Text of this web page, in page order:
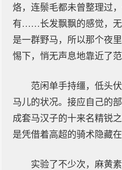
烙，连鬃毛都未曾整理过
有……长发飘飘的感觉，
是一群野马，所以那个夜
惕下，悄无声息地靠近了范
范闲单手持缰，低头
马儿的状况。接应自己的
成套马汉子的十来名精锐
是凭借着高超的骑术隐藏在
实验了不少次，麻黄